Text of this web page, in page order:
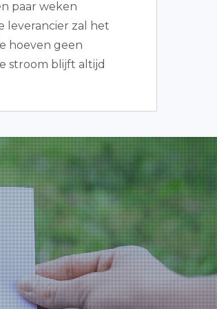
paar weken
leverancier zal het
hoeven geen
stroom blijft altijd